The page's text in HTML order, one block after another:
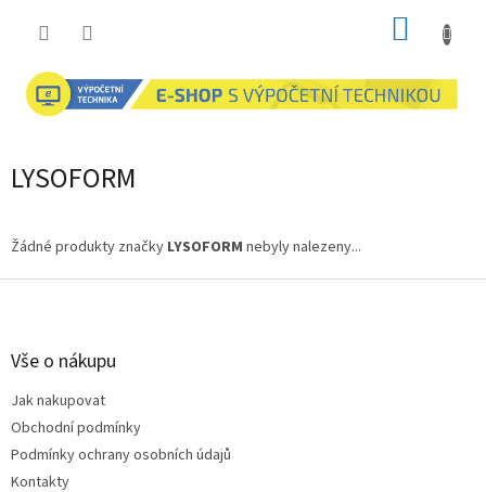
LYSOFORM
Žádné produkty značky LYSOFORM nebyly nalezeny...
Z
Vše o nákupu
Jak nakupovat
Obchodní podmínky
Podmínky ochrany osobních údajů
Kontakty